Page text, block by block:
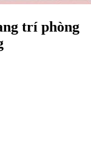
trí phòng